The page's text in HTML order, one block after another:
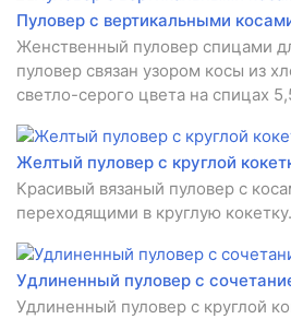
Пуловер с вертикальными
Женственный пуловер спицами
пуловер связан узором косы из
светло-серого цвета на спицах
Желтый пуловер с круглой
Красивый вязаный пуловер с
переходящими в круглую кокетку.
Удлиненный пуловер с
Удлиненный пуловер с круглой